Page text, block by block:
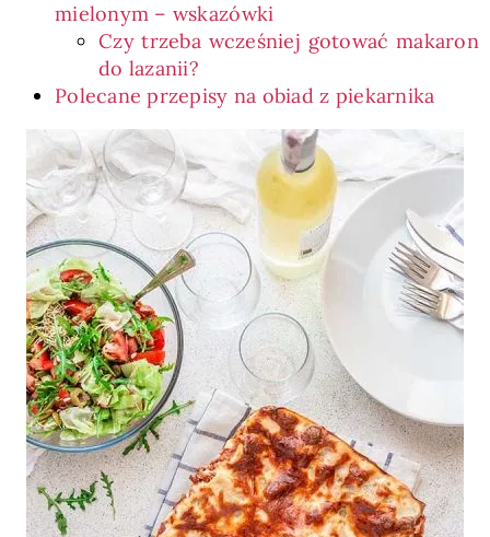
mielonym – wskazówki
Czy trzeba wcześniej gotować makaron
do lazanii?
Polecane przepisy na obiad z piekarnika